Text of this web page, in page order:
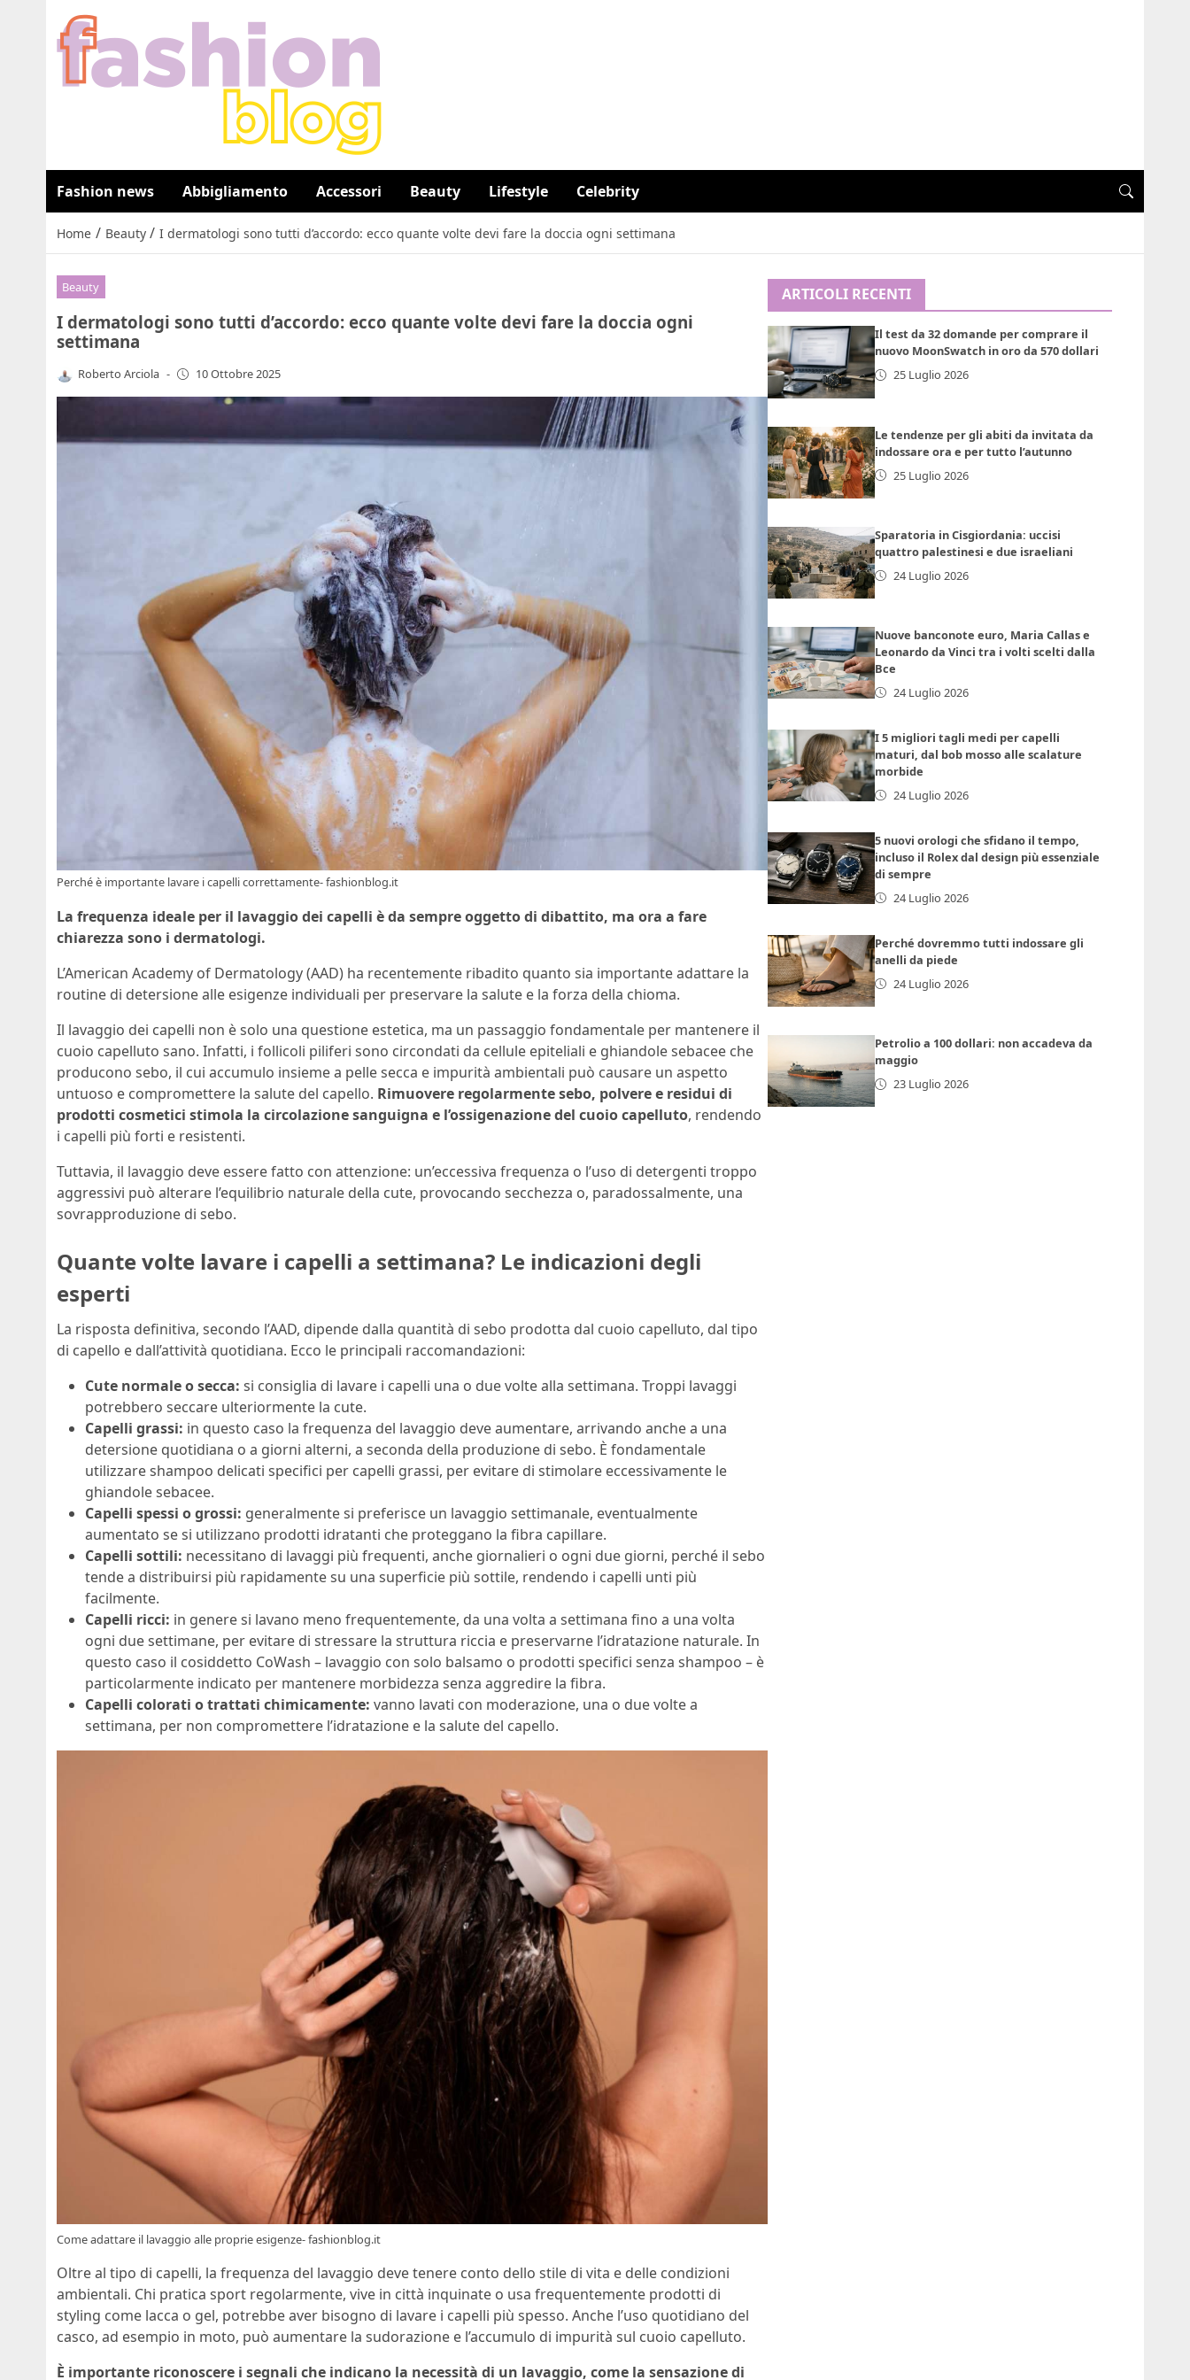
Fashion news Abbigliamento Accessori Beauty Lifestyle Celebrity
Home / Beauty / I dermatologi sono tutti d’accordo: ecco quante volte devi fare la doccia ogni settimana
Beauty
I dermatologi sono tutti d’accordo: ecco quante volte devi fare la doccia ogni
settimana
Roberto Arciola - 10 Ottobre 2025
Perché è importante lavare i capelli correttamente- fashionblog.it
La frequenza ideale per il lavaggio dei capelli è da sempre oggetto di dibattito, ma ora a fare
chiarezza sono i dermatologi.
L’American Academy of Dermatology (AAD) ha recentemente ribadito quanto sia importante adattare la
routine di detersione alle esigenze individuali per preservare la salute e la forza della chioma.
Il lavaggio dei capelli non è solo una questione estetica, ma un passaggio fondamentale per mantenere il
cuoio capelluto sano. Infatti, i follicoli piliferi sono circondati da cellule epiteliali e ghiandole sebacee che
producono sebo, il cui accumulo insieme a pelle secca e impurità ambientali può causare un aspetto
untuoso e compromettere la salute del capello. Rimuovere regolarmente sebo, polvere e residui di
prodotti cosmetici stimola la circolazione sanguigna e l’ossigenazione del cuoio capelluto, rendendo
i capelli più forti e resistenti.
Tuttavia, il lavaggio deve essere fatto con attenzione: un’eccessiva frequenza o l’uso di detergenti troppo
aggressivi può alterare l’equilibrio naturale della cute, provocando secchezza o, paradossalmente, una
sovrapproduzione di sebo.
Quante volte lavare i capelli a settimana? Le indicazioni degli
esperti
La risposta definitiva, secondo l’AAD, dipende dalla quantità di sebo prodotta dal cuoio capelluto, dal tipo
di capello e dall’attività quotidiana. Ecco le principali raccomandazioni:
Cute normale o secca: si consiglia di lavare i capelli una o due volte alla settimana. Troppi lavaggi
potrebbero seccare ulteriormente la cute.
Capelli grassi: in questo caso la frequenza del lavaggio deve aumentare, arrivando anche a una
detersione quotidiana o a giorni alterni, a seconda della produzione di sebo. È fondamentale
utilizzare shampoo delicati specifici per capelli grassi, per evitare di stimolare eccessivamente le
ghiandole sebacee.
Capelli spessi o grossi: generalmente si preferisce un lavaggio settimanale, eventualmente
aumentato se si utilizzano prodotti idratanti che proteggano la fibra capillare.
Capelli sottili: necessitano di lavaggi più frequenti, anche giornalieri o ogni due giorni, perché il sebo
tende a distribuirsi più rapidamente su una superficie più sottile, rendendo i capelli unti più
facilmente.
Capelli ricci: in genere si lavano meno frequentemente, da una volta a settimana fino a una volta
ogni due settimane, per evitare di stressare la struttura riccia e preservarne l’idratazione naturale. In
questo caso il cosiddetto CoWash – lavaggio con solo balsamo o prodotti specifici senza shampoo – è
particolarmente indicato per mantenere morbidezza senza aggredire la fibra.
Capelli colorati o trattati chimicamente: vanno lavati con moderazione, una o due volte a
settimana, per non compromettere l’idratazione e la salute del capello.
Come adattare il lavaggio alle proprie esigenze- fashionblog.it
Oltre al tipo di capelli, la frequenza del lavaggio deve tenere conto dello stile di vita e delle condizioni
ambientali. Chi pratica sport regolarmente, vive in città inquinate o usa frequentemente prodotti di
styling come lacca o gel, potrebbe aver bisogno di lavare i capelli più spesso. Anche l’uso quotidiano del
casco, ad esempio in moto, può aumentare la sudorazione e l’accumulo di impurità sul cuoio capelluto.
È importante riconoscere i segnali che indicano la necessità di un lavaggio, come la sensazione di
ARTICOLI RECENTI
Il test da 32 domande per comprare il
nuovo MoonSwatch in oro da 570 dollari
25 Luglio 2026
Le tendenze per gli abiti da invitata da
indossare ora e per tutto l’autunno
25 Luglio 2026
Sparatoria in Cisgiordania: uccisi
quattro palestinesi e due israeliani
24 Luglio 2026
Nuove banconote euro, Maria Callas e
Leonardo da Vinci tra i volti scelti dalla
Bce
24 Luglio 2026
I 5 migliori tagli medi per capelli
maturi, dal bob mosso alle scalature
morbide
24 Luglio 2026
5 nuovi orologi che sfidano il tempo,
incluso il Rolex dal design più essenziale
di sempre
24 Luglio 2026
Perché dovremmo tutti indossare gli
anelli da piede
24 Luglio 2026
Petrolio a 100 dollari: non accadeva da
maggio
23 Luglio 2026